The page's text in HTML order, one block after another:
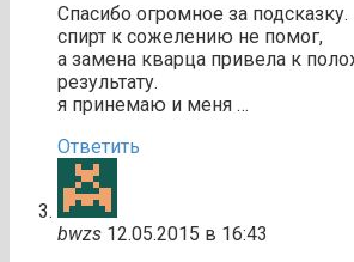
Спасибо огромное за подсказку.
спирт к сожелению не помог,
а замена кварца привела к
результату.
я принемаю и меня …
Ответить
bwzs 12.05.2015 в 16:43